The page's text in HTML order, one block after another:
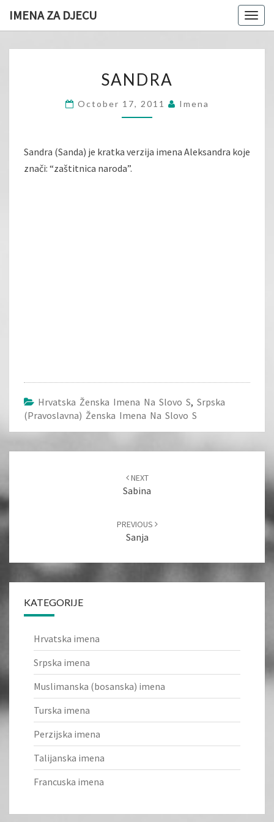
IMENA ZA DJECU
SANDRA
October 17, 2011 Imena
Sandra (Sanda) je kratka verzija imena Aleksandra koje
znači: “zaštitnica naroda”.
Hrvatska Ženska Imena Na Slovo S, Srpska
(pravoslavna) Ženska Imena Na Slovo S
NEXT
Sabina
PREVIOUS
Sanja
KATEGORIJE
Hrvatska imena
Srpska imena
Muslimanska (bosanska) imena
Turska imena
Perzijska imena
Talijanska imena
Francuska imena